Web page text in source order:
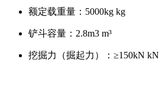
额定载重量： 5000kg kg
铲斗容量： 2.8m3 m³
挖掘力（掘起力）： ≥150kN kN